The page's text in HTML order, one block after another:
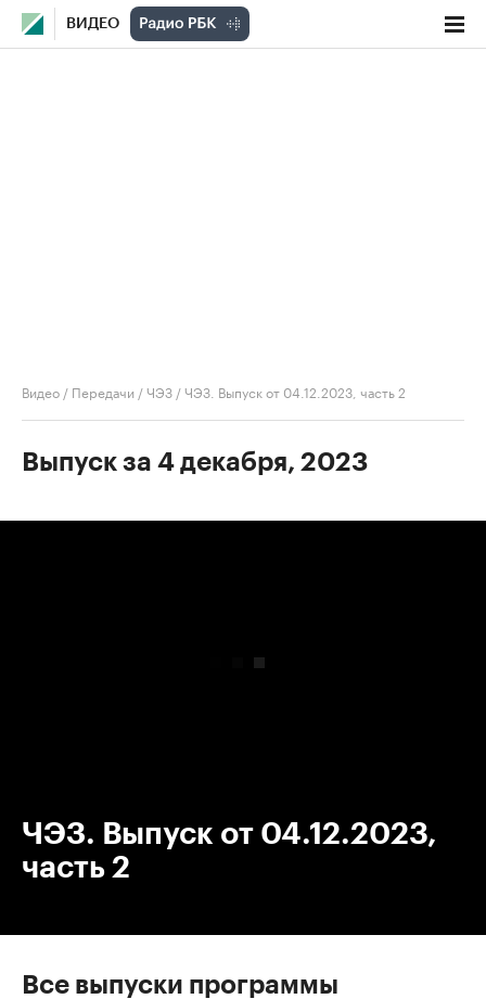
ВИДЕО
Видео / Передачи /ЧЭЗ /ЧЭЗ. Выпуск от 04.12.2023, часть 2
Выпуск за 4 декабря, 2023
ЧЭЗ. Выпуск от 04.12.2023,
часть 2
Все выпуски программы